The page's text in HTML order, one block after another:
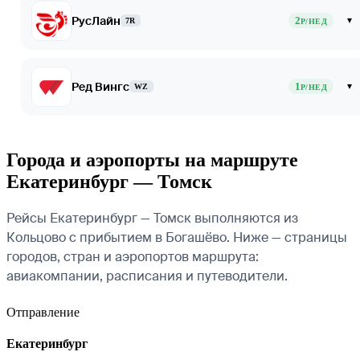
РусЛайн 7R 2Р/НЕД ▾
Ред Вингс WZ 1Р/НЕД ▾
Города и аэропорты на маршруте
Екатеринбург — Томск
Рейсы Екатеринбург — Томск выполняются из
Кольцово с прибытием в Богашёво. Ниже — страницы
городов, стран и аэропортов маршрута:
авиакомпании, расписания и путеводители.
Отправление
Екатеринбург